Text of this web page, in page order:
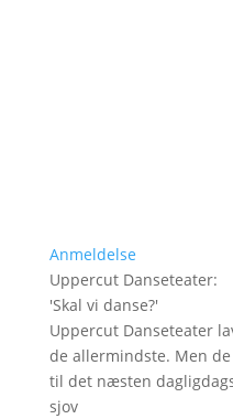
Anmeldelse
Uppercut Danseteater:
'Skal vi danse?'
Uppercut Danseteater
de allermindste. Men
til det næsten
sjov